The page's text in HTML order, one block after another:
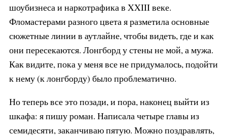
шоубизнеса и наркотрафика в XXIII веке.
Фломастерами разного цвета я разметила основные
сюжетные линии в аутлайне, чтобы видеть, где и как
они пересекаются. Лонгборд у стены не мой, а мужа.
Как видите, пока у меня все не придумалось, подойти
к нему (к лонгборду) было проблематично.
Но теперь все это позади, и пора, наконец выйти из
шкафа: я пишу роман. Написала четыре главы из
семидесяти, заканчиваю пятую. Можно поздравлять,